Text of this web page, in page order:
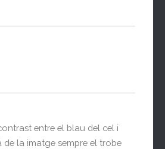
entre el blau del cel i
de la imatge sempre el trobe